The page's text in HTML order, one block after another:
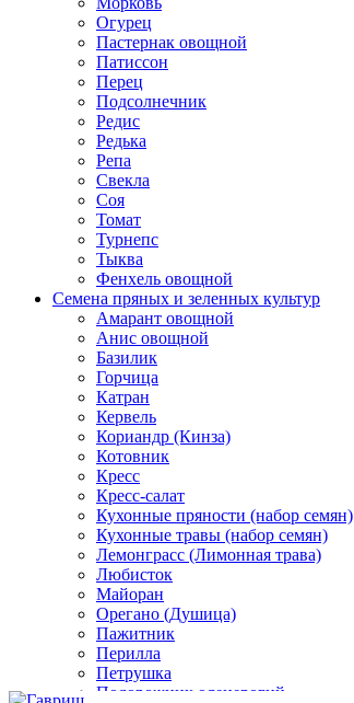
Огурец
Пастернак овощной
Патиссон
Перец
Подсолнечник
Редис
Редька
Репа
Свекла
Соя
Томат
Турнепс
Тыква
Фенхель овощной
Семена пряных и зеленных культур
Амарант овощной
Анис овощной
Базилик
Горчица
Катран
Кервель
Кориандр (Кинза)
Котовник
Кресс
Кресс-салат
Кухонные пряности (набор семян)
Кухонные травы (набор семян)
Лемонграсс (Лимонная трава)
Любисток
Майоран
Орегано (Душица)
Пажитник
Перилла
Петрушка
Подорожник оленерогий